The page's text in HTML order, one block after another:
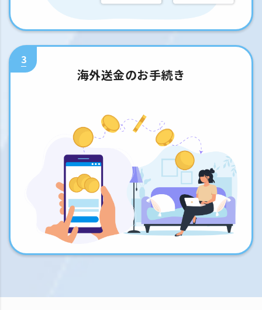
3
海外送金のお手続き